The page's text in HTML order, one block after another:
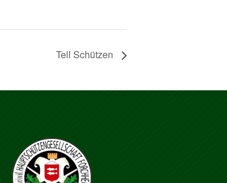
Tell Schützen